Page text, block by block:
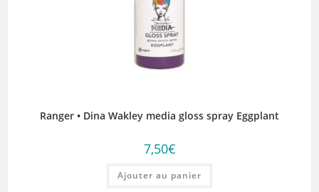
Ranger • Dina Wakley media gloss spray Eggplant
7,50€
Ajouter au panier